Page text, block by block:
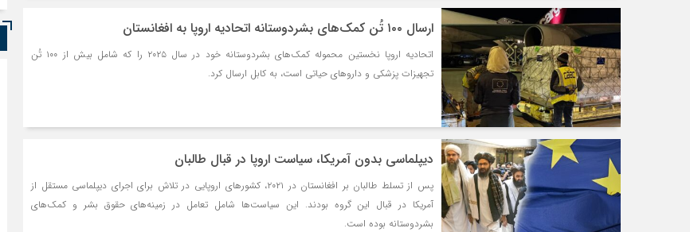
ارسال ۱۰۰ تُن کمک‌های بشردوستانه اتحادیه اروپا به افغانستان
اتحادیه اروپا نخستین محموله کمک‌های بشردوستانه خود در سال ۲۰۲۵ را که شامل بیش از ۱۰۰ تُن
تجهیزات پزشکی و داروهای حیاتی است، به کابل ارسال کرد.
دیپلماسی بدون آمریکا، سیاست اروپا در قبال طالبان
پس از تسلط طالبان بر افغانستان در ۲۰۲۱، کشورهای اروپایی در تلاش برای اجرای دیپلماسی مستقل از
آمریکا در قبال این گروه بودند. این سیاست‌ها شامل تعامل در زمینه‌های حقوق بشر و کمک‌های
بشردوستانه بوده است.